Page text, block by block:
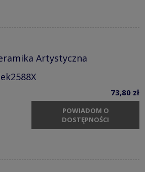
Artystyczna
73,80 zł
POWIADOM O
DOSTĘPNOŚCI